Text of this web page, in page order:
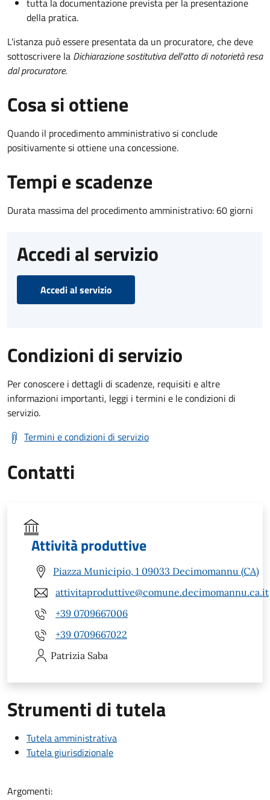
della pratica.
L'istanza può essere presentata da un procuratore, che deve
sottoscrivere la Dichiarazione sostitutiva dell'atto di notorietà resa
dal procuratore.
Cosa si ottiene
Quando il procedimento amministrativo si conclude
positivamente si ottiene una concessione.
Tempi e scadenze
Durata massima del procedimento amministrativo: 60 giorni
Accedi al servizio
Accedi al servizio
Condizioni di servizio
Per conoscere i dettagli di scadenze, requisiti e altre
informazioni importanti, leggi i termini e le condizioni di
servizio.
Termini e condizioni di servizio
Contatti
Attività produttive
Piazza Municipio, 1 09033 Decimomannu (CA)
attivitaproduttive@comune.decimomannu.ca.it
+39 0709667006
+39 0709667022
Patrizia Saba
Strumenti di tutela
Tutela amministrativa
Tutela giurisdizionale
Argomenti: